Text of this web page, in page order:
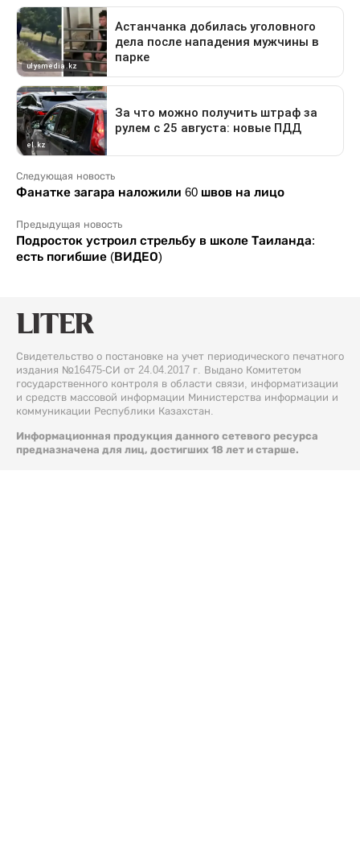
Следующая новость
Фанатке загара наложили 60 швов на лицо
Предыдущая новость
Подросток устроил стрельбу в школе Таиланда:
есть погибшие (ВИДЕО)
Свидетельство о постановке на учет периодического печатного
издания №16475-СИ от 24.04.2017 г. Выдано Комитетом
государственного контроля в области связи, информатизации
и средств массовой информации Министерства информации и
коммуникации Республики Казахстан.
Информационная продукция данного сетевого ресурса
предназначена для лиц, достигших 18 лет и старше.